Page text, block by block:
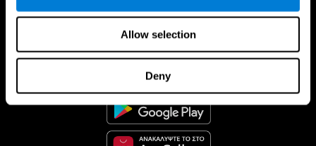
Allow selection
Deny
Εφαρμογή CogniFit